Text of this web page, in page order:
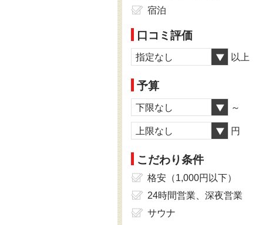
宿泊
口コミ評価
指定なし 以上
予算
下限なし ～
上限なし 円
こだわり条件
格安（1,000円以下）
24時間営業、深夜営業
サウナ